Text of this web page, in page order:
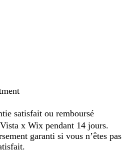
satisfait ou remboursé
x Wix pendant 14 jours.
garanti si vous n’êtes pas